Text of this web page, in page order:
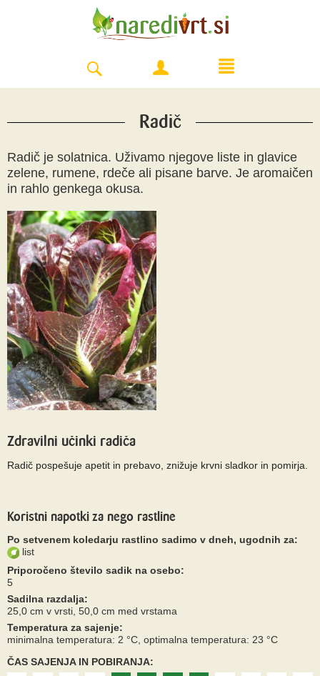
Radič
Radič je solatnica. Uživamo njegove liste in glavice
zelene, rumene, rdeče ali pisane barve. Je aromaičen
in rahlo genkega okusa.
Zdravilni učinki radiča
Radič pospešuje apetit in prebavo, znižuje krvni sladkor in pomirja.
Koristni napotki za nego rastline
Po setvenem koledarju rastlino sadimo v dneh, ugodnih za:
list
Priporočeno število sadik na osebo:
5
Sadilna razdalja:
25,0 cm v vrsti, 50,0 cm med vrstama
Temperatura za sajenje:
minimalna temperatura: 2 °C, optimalna temperatura: 23 °C
ČAS SAJENJA IN POBIRANJA: